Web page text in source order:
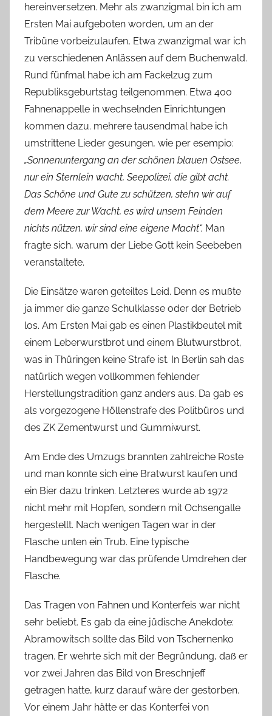
hereinversetzen. Mehr als zwanzigmal bin ich am
Ersten Mai aufgeboten worden, um an der
Tribüne vorbeizulaufen, Etwa zwanzigmal war ich
zu verschiedenen Anlässen auf dem Buchenwald.
Rund fünfmal habe ich am Fackelzug zum
Republiksgeburtstag teilgenommen. Etwa 400
Fahnenappelle in wechselnden Einrichtungen
kommen dazu. mehrere tausendmal habe ich
umstrittene Lieder gesungen, wie per esempio:
„Sonnenuntergang an der schönen blauen Ostsee,
nur ein Sternlein wacht, Seepolizei, die gibt acht.
Das Schöne und Gute zu schützen, stehn wir auf
dem Meere zur Wacht, es wird unsern Feinden
nichts nützen, wir sind eine eigene Macht“. Man
fragte sich, warum der Liebe Gott kein Seebeben
veranstaltete.
Die Einsätze waren geteiltes Leid. Denn es mußte
ja immer die ganze Schulklasse oder der Betrieb
los. Am Ersten Mai gab es einen Plastikbeutel mit
einem Leberwurstbrot und einem Blutwurstbrot,
was in Thüringen keine Strafe ist. In Berlin sah das
natürlich wegen vollkommen fehlender
Herstellungstradition ganz anders aus. Da gab es
als vorgezogene Höllenstrafe des Politbüros und
des ZK Zementwurst und Gummiwurst.
Am Ende des Umzugs brannten zahlreiche Roste
und man konnte sich eine Bratwurst kaufen und
ein Bier dazu trinken. Letzteres wurde ab 1972
nicht mehr mit Hopfen, sondern mit Ochsengalle
hergestellt. Nach wenigen Tagen war in der
Flasche unten ein Trub. Eine typische
Handbewegung war das prüfende Umdrehen der
Flasche.
Das Tragen von Fahnen und Konterfeis war nicht
sehr beliebt. Es gab da eine jüdische Anekdote:
Abramowitsch sollte das Bild von Tschernenko
tragen. Er wehrte sich mit der Begründung, daß er
vor zwei Jahren das Bild von Breschnjeff
getragen hatte, kurz darauf wäre der gestorben.
Vor einem Jahr hätte er das Konterfei von